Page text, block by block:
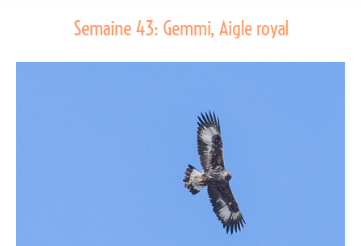
Semaine 43: Gemmi, Aigle royal